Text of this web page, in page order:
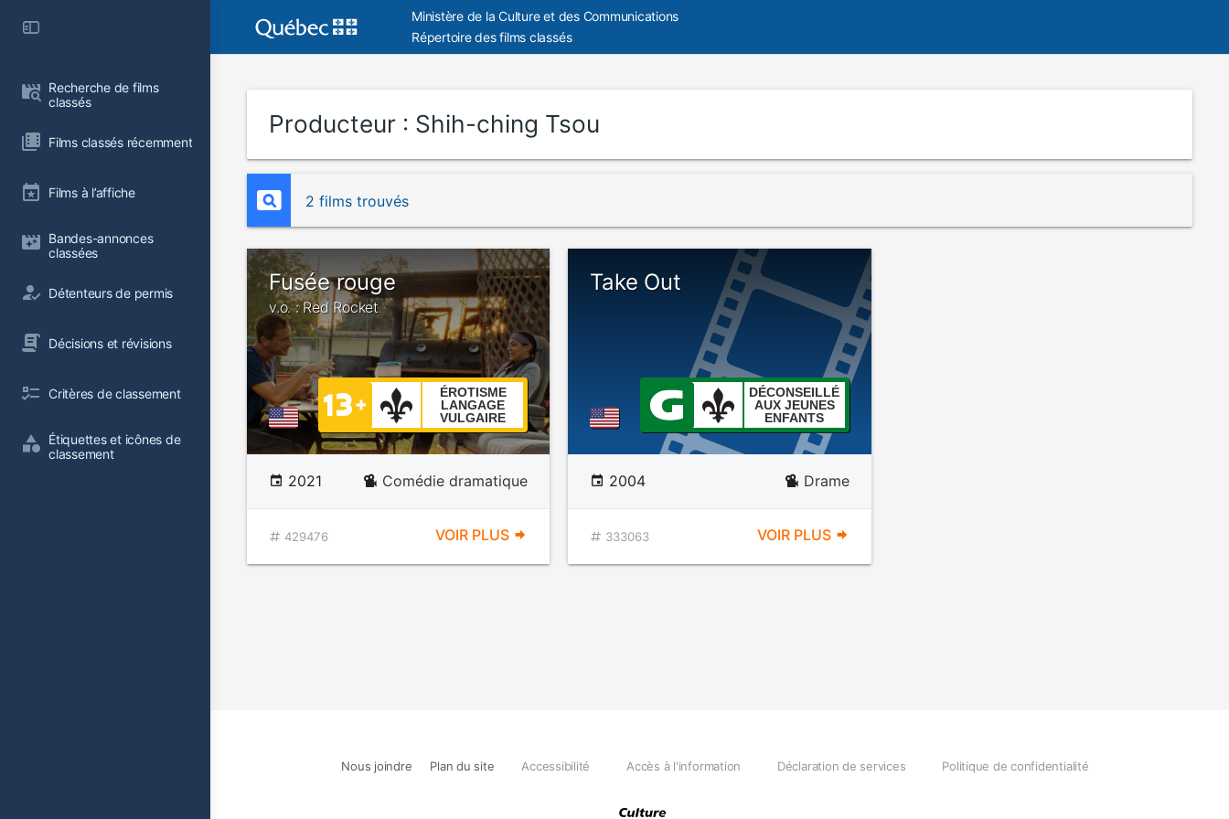
Recherche de films
classés
Films classés récemment
Films à l’affiche
Bandes-annonces
classées
Détenteurs de permis
Décisions et révisions
Critères de classement
Étiquettes et icônes de
classement
Ministère de la Culture et des Communications
Répertoire des films classés
Producteur : Shih-ching Tsou
2 films trouvés
Fusée rouge
v.o. : Red Rocket
ÉROTISME
LANGAGE
VULGAIRE
2021 Comédie dramatique
429476 VOIR PLUS
Take Out
DÉCONSEILLÉ
AUX JEUNES
ENFANTS
2004 Drame
333063 VOIR PLUS
Nous joindre Plan du site Accessibilité Accès à l'information Déclaration de services Politique de confidentialité